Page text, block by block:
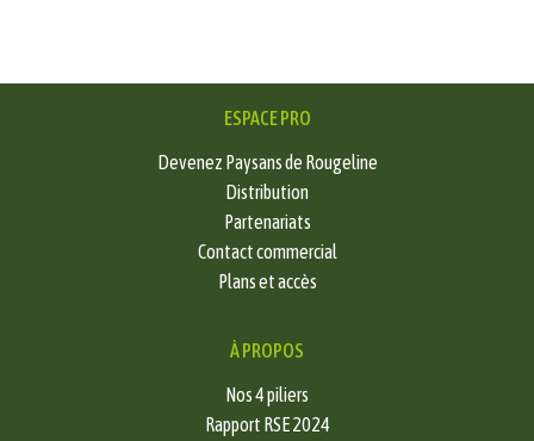
ESPACE PRO
Devenez Paysans de Rougeline
Distribution
Partenariats
Contact commercial
Plans et accès
À PROPOS
Nos 4 piliers
Rapport RSE 2024